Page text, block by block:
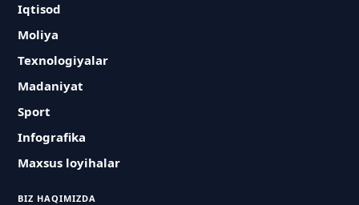
Iqtisod
Moliya
Texnologiyalar
Madaniyat
Sport
Infografika
Maxsus loyihalar
BIZ HAQIMIZDA